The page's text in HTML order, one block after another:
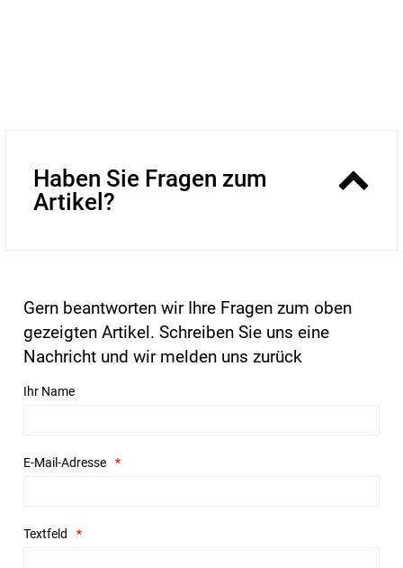
Haben Sie Fragen zum
Artikel?
Gern beantworten wir Ihre Fragen zum oben
gezeigten Artikel. Schreiben Sie uns eine
Nachricht und wir melden uns zurück
Ihr Name
E-Mail-Adresse
Textfeld